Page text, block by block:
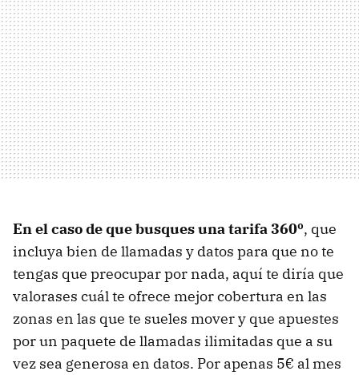
En el caso de que busques una tarifa 360º, que
incluya bien de llamadas y datos para que no te
tengas que preocupar por nada, aquí te diría que
valorases cuál te ofrece mejor cobertura en las
zonas en las que te sueles mover y que apuestes
por un paquete de llamadas ilimitadas que a su
vez sea generosa en datos. Por apenas 5€ al mes